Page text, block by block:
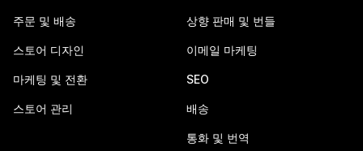
주문 및 배송
스토어 디자인
마케팅 및 전환
스토어 관리
상향 판매 및 번들
이메일 마케팅
SEO
배송
통화 및 번역